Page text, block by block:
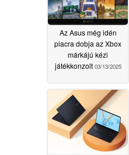
Az Asus még idén
piacra dobja az Xbox
márkájú kézi
játékkonzolt 03/13/2025